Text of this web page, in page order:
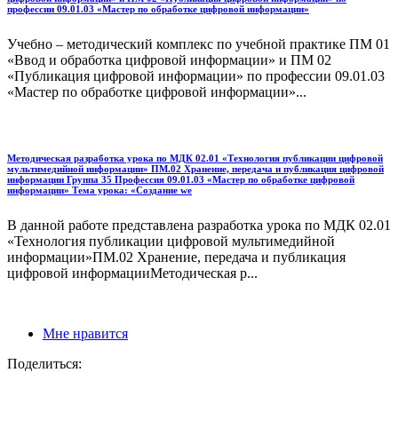
профессии 09.01.03 «Мастер по обработке цифровой информации»
Учебно – методический комплекс по учебной практике ПМ 01
«Ввод и обработка цифровой информации» и ПМ 02
«Публикация цифровой информации» по профессии 09.01.03
«Мастер по обработке цифровой информации»...
Методическая разработка урока по МДК 02.01 «Технология публикации цифровой
мультимедийной информации» ПМ.02 Хранение, передача и публикация цифровой
информации Группа 35 Профессия 09.01.03 «Мастер по обработке цифровой
информации» Тема урока: «Создание we
В данной работе представлена разработка урока по МДК 02.01
«Технология публикации цифровой мультимедийной
информации»ПМ.02 Хранение, передача и публикация
цифровой информацииМетодическая р...
Мне нравится
Поделиться: